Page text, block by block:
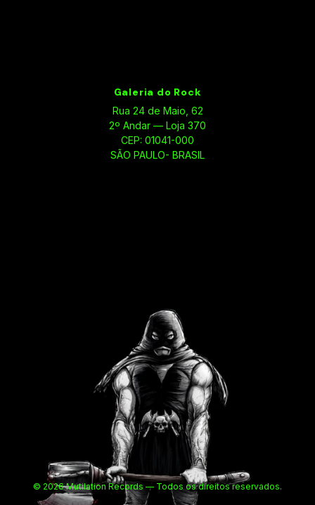
Galeria do Rock
Rua 24 de Maio, 62
2º Andar — Loja 370
CEP: 01041-000
SÃO PAULO- BRASIL
© 2026 Mutilation Records — Todos os direitos reservados.